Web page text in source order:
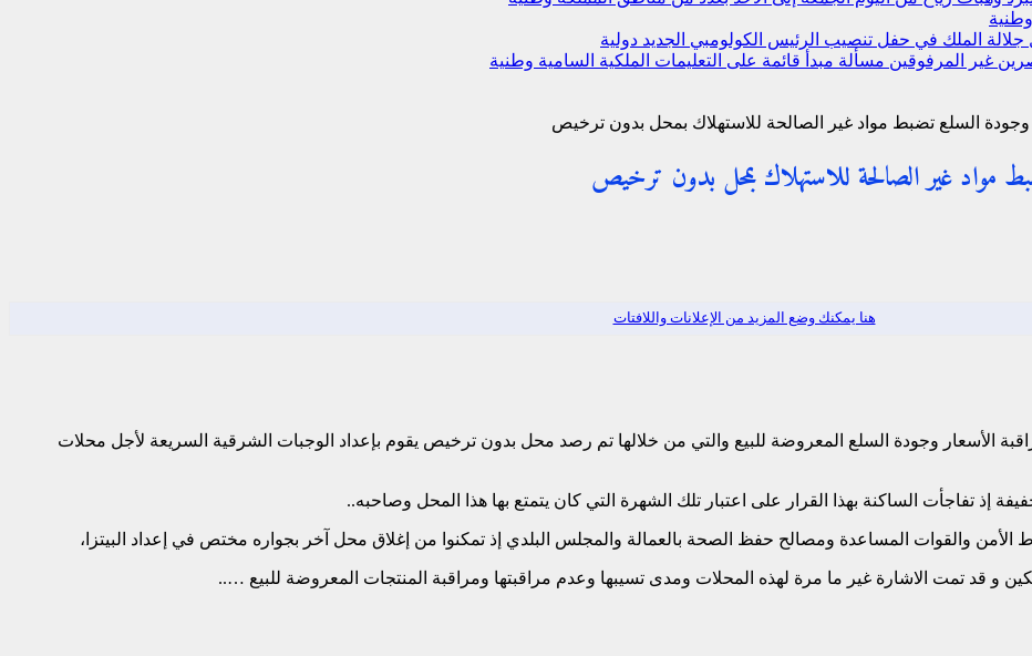
وطنية
الملك في حفل تنصيب الرئيس الكولومبي الجديد دولية
غير المرفوقين مسألة مبدأ قائمة على التعليمات الملكية السامية وطنية
وجودة السلع تضبط مواد غير الصالحة للاستهلاك بمحل بدون ترخيص
مواد غير الصالحة للاستهلاك بمحل بدون ترخيص
هنا يمكنك وضع المزيد من الإعلانات واللافتات
الأسعار وجودة السلع المعروضة للبيع والتي من خلالها تم رصد محل بدون ترخيص يقوم بإعداد الوجبات الشرقية السريعة لأجل محلات
إذ تفاجأت الساكنة بهذا القرار على اعتبار تلك الشهرة التي كان يتمتع بها هذا المحل وصاحبه..
الأمن والقوات المساعدة ومصالح حفظ الصحة بالعمالة والمجلس البلدي إذ تمكنوا من إغلاق محل آخر بجواره مختص في إعداد البيتزا،
و قد تمت الاشارة غير ما مرة لهذه المحلات ومدى تسيبها وعدم مراقبتها ومراقبة المنتجات المعروضة للبيع …..